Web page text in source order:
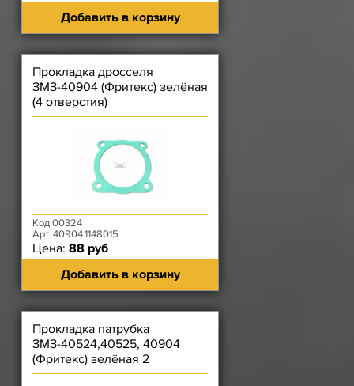
Добавить в корзину
Прокладка дросселя
ЗМЗ-40904 (Фритекс) зелёная
(4 отверстия)
Код 00324
Арт. 40904.1148015
Цена: 88 руб
Добавить в корзину
Прокладка патрубка
ЗМЗ-40524,40525, 40904
(Фритекс) зелёная 2
отверстия длина 7,5 см